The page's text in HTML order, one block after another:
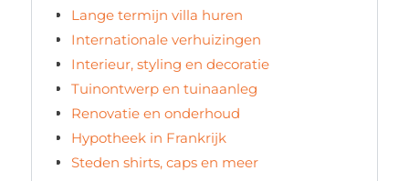
Lange termijn villa huren
Internationale verhuizingen
Interieur, styling en decoratie
Tuinontwerp en tuinaanleg
Renovatie en onderhoud
Hypotheek in Frankrijk
Steden shirts, caps en meer